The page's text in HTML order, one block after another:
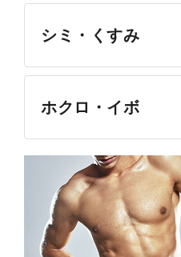
シミ・くすみ
ホクロ・イボ